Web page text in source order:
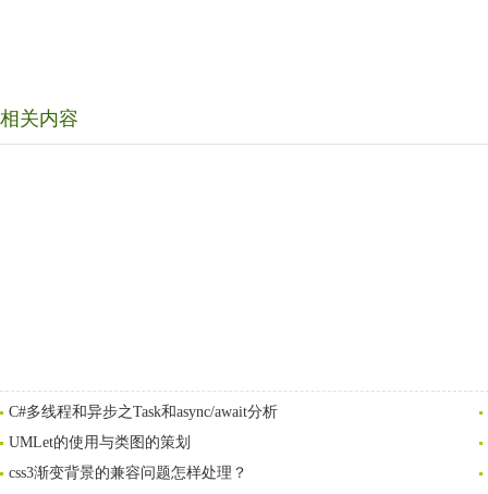
相关内容
C#多线程和异步之Task和async/await分析
UMLet的使用与类图的策划
css3渐变背景的兼容问题怎样处理？